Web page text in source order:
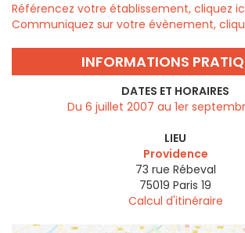
Référencez votre établissement, cliquez
Communiquez sur votre évènement,
INFORMATIONS
DATES ET HORAIRES
Du 6 juillet 2007 au 1er
LIEU
Providence
73 rue Rébeval
75019 Paris 19
Calcul d'itinéraire